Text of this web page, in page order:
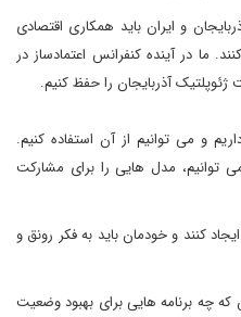
و ایران باید همکاری اقتصادی
ما در آینده کنفرانس اعتمادساز در
ژئوپلتیک آذربایجان را حفظ کنیم.
و می توانیم از آن استفاده کنیم.
توانیم، مدل هایی را برای مشارکت
کنند و خودمان باید به فکر رونق و
چه برنامه هایی برای بهبود وضعیت